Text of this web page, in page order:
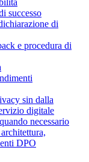
successo
di
e procedura di
sin dalla
digitale
necessario
DPO